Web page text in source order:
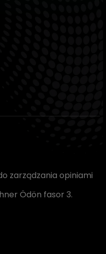
zarządzania opiniami
Ödön fasor 3.